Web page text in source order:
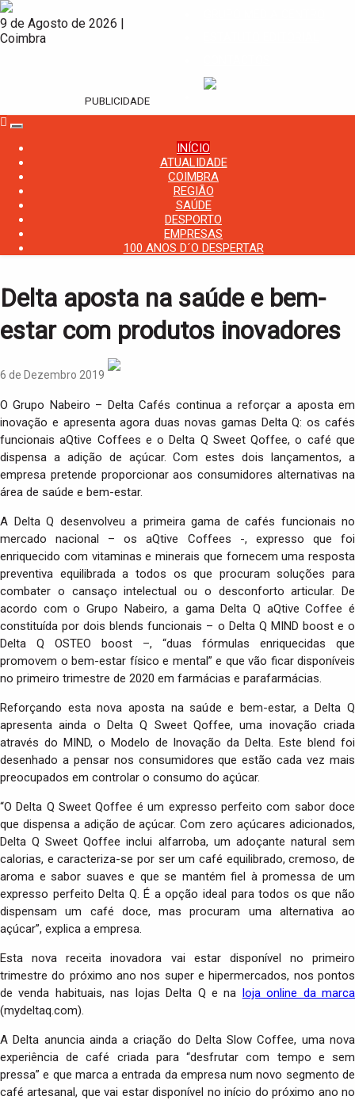
9 de Agosto de 2026 |
Coimbra
PUBLICIDADE
T
g
e
n
g
o
n
INÍCIO
ATUALIDADE
COIMBRA
REGIÃO
SAÚDE
DESPORTO
EMPRESAS
100 ANOS D´O DESPERTAR
Delta aposta na saúde e bem-
estar com produtos inovadores
6 de Dezembro 2019
O Grupo Nabeiro – Delta Cafés continua a reforçar a aposta em
inovação e apresenta agora duas novas gamas Delta Q: os cafés
funcionais aQtive Coffees e o Delta Q Sweet Qoffee, o café que
dispensa a adição de açúcar. Com estes dois lançamentos, a
empresa pretende proporcionar aos consumidores alternativas na
área de saúde e bem-estar.
A Delta Q desenvolveu a primeira gama de cafés funcionais no
mercado nacional – os aQtive Coffees -, expresso que foi
enriquecido com vitaminas e minerais que fornecem uma resposta
preventiva equilibrada a todos os que procuram soluções para
combater o cansaço intelectual ou o desconforto articular. De
acordo com o Grupo Nabeiro, a gama Delta Q aQtive Coffee é
constituída por dois blends funcionais – o Delta Q MIND boost e o
Delta Q OSTEO boost –, “duas fórmulas enriquecidas que
promovem o bem-estar físico e mental” e que vão ficar disponíveis
no primeiro trimestre de 2020 em farmácias e parafarmácias.
Reforçando esta nova aposta na saúde e bem-estar, a Delta Q
apresenta ainda o Delta Q Sweet Qoffee, uma inovação criada
através do MIND, o Modelo de Inovação da Delta. Este blend foi
desenhado a pensar nos consumidores que estão cada vez mais
preocupados em controlar o consumo do açúcar.
“O Delta Q Sweet Qoffee é um expresso perfeito com sabor doce
que dispensa a adição de açúcar. Com zero açúcares adicionados,
Delta Q Sweet Qoffee inclui alfarroba, um adoçante natural sem
calorias, e caracteriza-se por ser um café equilibrado, cremoso, de
aroma e sabor suaves e que se mantém fiel à promessa de um
expresso perfeito Delta Q. É a opção ideal para todos os que não
dispensam um café doce, mas procuram uma alternativa ao
açúcar”, explica a empresa.
Esta nova receita inovadora vai estar disponível no primeiro
trimestre do próximo ano nos super e hipermercados, nos pontos
de venda habituais, nas lojas Delta Q e na loja online da marca
(mydeltaq.com).
A Delta anuncia ainda a criação do Delta Slow Coffee, uma nova
experiência de café criada para “desfrutar com tempo e sem
pressa” e que marca a entrada da empresa num novo segmento de
café artesanal, que vai estar disponível no início do próximo ano no